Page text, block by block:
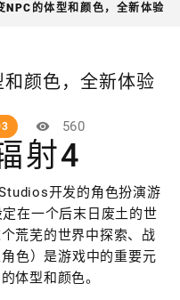
NPC的体型和颜色，全新体验
颜色，全新体验
560
射4
开发的角色扮演游
在一个后末日废土的世
荒芜的世界中探索、战
色）是游戏中的重要元
体型和颜色。